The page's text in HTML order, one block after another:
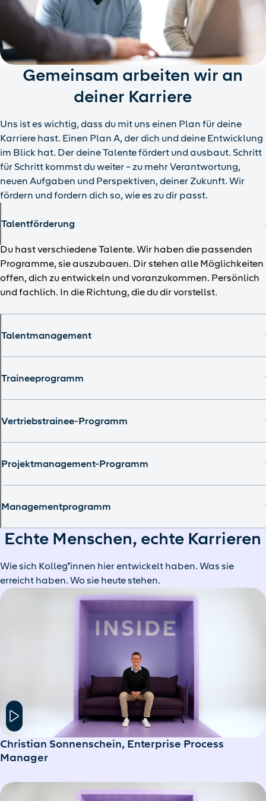
Gemeinsam arbeiten wir an
deiner Karriere
Uns ist es wichtig, dass du mit uns einen Plan für deine
Karriere hast. Einen Plan A, der dich und deine Entwicklung
im Blick hat. Der deine Talente fördert und ausbaut. Schritt
für Schritt kommst du weiter – zu mehr Verantwortung,
neuen Aufgaben und Perspektiven, deiner Zukunft. Wir
fördern und fordern dich so, wie es zu dir passt.
Talentförderung
Du hast verschiedene Talente. Wir haben die passenden
Programme, sie auszubauen. Dir stehen alle Möglichkeiten
offen, dich zu entwickeln und voranzukommen. Persönlich
und fachlich. In die Richtung, die du dir vorstellst.
Talentmanagement
Traineeprogramm
Vertriebstrainee-Programm
Projektmanagement-Programm
Managementprogramm
Echte Menschen, echte Karrieren
Wie sich Kolleg*innen hier entwickelt haben. Was sie
erreicht haben. Wo sie heute stehen.
Hier klicken um das Modal Fenster zu öffnen
Christian Sonnenschein, Enterprise Process
Manager